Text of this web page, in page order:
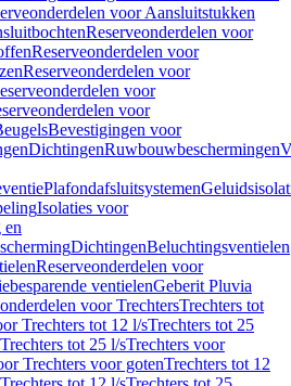
voor Aansluitstukken
Reserveonderdelen voor
Reserveonderdelen voor
Reserveonderdelen voor
voor
voor
Bevestigingen voor
DichtingenRuwbouwbeschermingen
Plafondafsluitsystemen
Isolaties voor
en
DichtingenBeluchtingsventielen
Reserveonderdelen voor
ventielenGeberit Pluvia
voor TrechtersTrechters tot
Trechters tot 12 l/sTrechters tot 25
tot 25 l/sTrechters voor
Trechters voor gotenTrechters tot 12